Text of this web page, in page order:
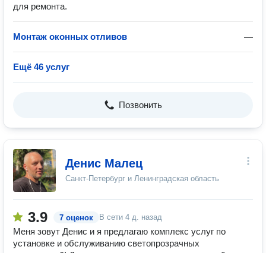
для ремонта.
Монтаж оконных отливов —
Ещё 46 услуг
Позвонить
Денис Малец
Санкт-Петербург и Ленинградская область
3.9 7 оценок В сети 4 д. назад
Меня зовут Денис и я предлагаю комплекс услуг по
установке и обслуживанию светопрозрачных